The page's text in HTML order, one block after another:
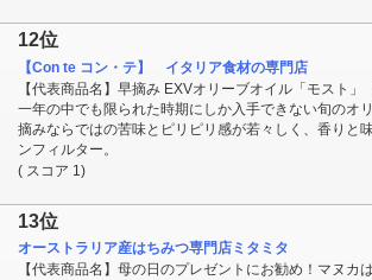
12位
【Con te コン・テ】 イタリア食材の専門店
【代表商品名】早摘み EXVオリーブオイル「モスト」
一年の中でも限られた時期にしか入手できない旬のオ
摘みならではの苦味とピリピリ感が若々しく、香りと
ンフィルター。
( スコア 1)
13位
オーストラリア産はちみつ専門店ミタミタ
【代表商品名】母の日のプレゼントにお勧め！マヌカ